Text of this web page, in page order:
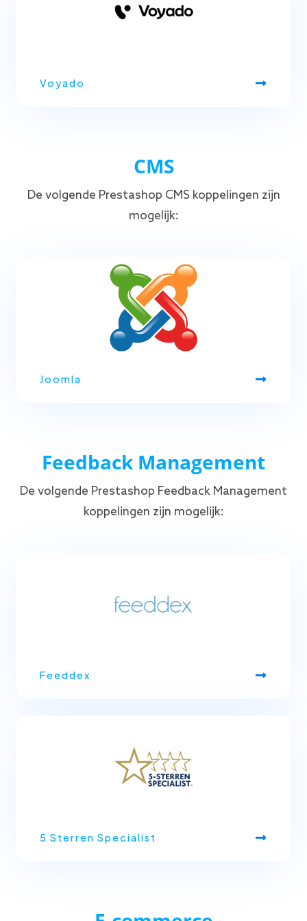
Voyado
CMS
De volgende Prestashop CMS koppelingen zijn
mogelijk:
Joomla
Feedback Management
De volgende Prestashop Feedback Management
koppelingen zijn mogelijk:
Feeddex
5 Sterren Specialist